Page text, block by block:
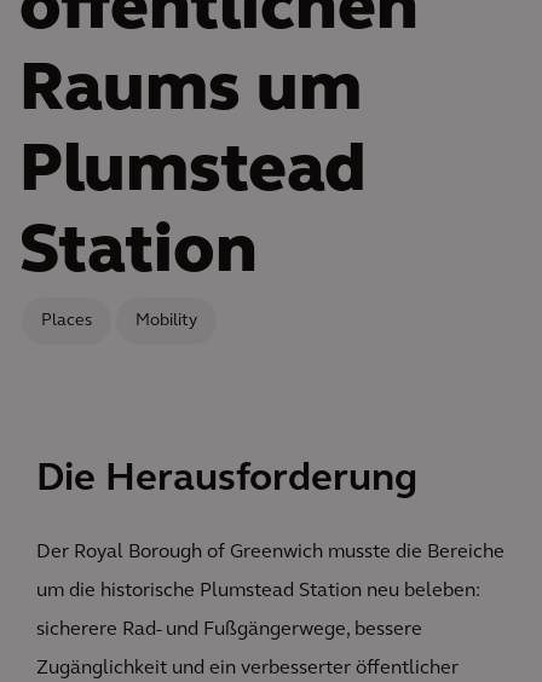
Raums um
Plumstead
Station
Places Mobility
Die Herausforderung
Der Royal Borough of Greenwich musste die Bereiche
um die historische Plumstead Station neu beleben:
sicherere Rad- und Fußgängerwege, bessere
Zugänglichkeit und ein verbesserter öffentlicher